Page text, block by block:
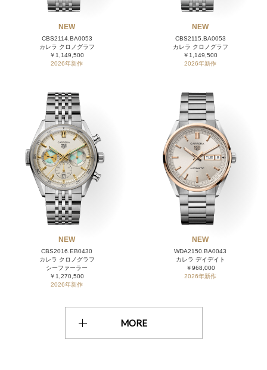
NEW
CBS2114.BA0053
カレラ クロノグラフ
￥1,149,500
2026年新作
NEW
CBS2115.BA0053
カレラ クロノグラフ
￥1,149,500
2026年新作
NEW
CBS2016.EB0430
カレラ クロノグラフ
シーファーラー
￥1,270,500
2026年新作
NEW
WDA2150.BA0043
カレラ デイデイト
￥968,000
2026年新作
MORE